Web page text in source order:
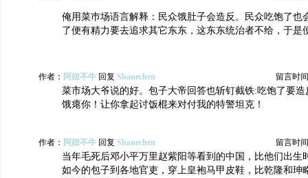
俺用菜巿场语言解释：民众饿肚子会造反。民众吃饱了也
了便有精力要去追求其它东东，这东东统治者不给，于是
作者： 阿妞不牛 回复 Shanechen 留言时
菜市场大爷说的好。包子大帝回答也斩钉截铁:吃饱了要
饿瘪你！让你拿起讨饭棍来对付我的特警坦克！
作者： 阿妞不牛 回复 Shanechen 留言时
当年毛死后邓小平万里赵紫阳等看到的中国，比他们出生
如今的包子到各地官吏，穿上皇袍马甲皮鞋，比乾隆和珅